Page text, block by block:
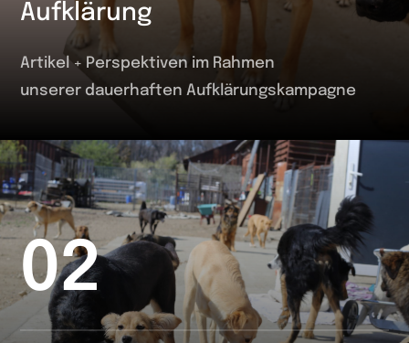
Aufklärung
Artikel + Perspektiven im Rahmen
unserer dauerhaften Aufklärungskampagne
02